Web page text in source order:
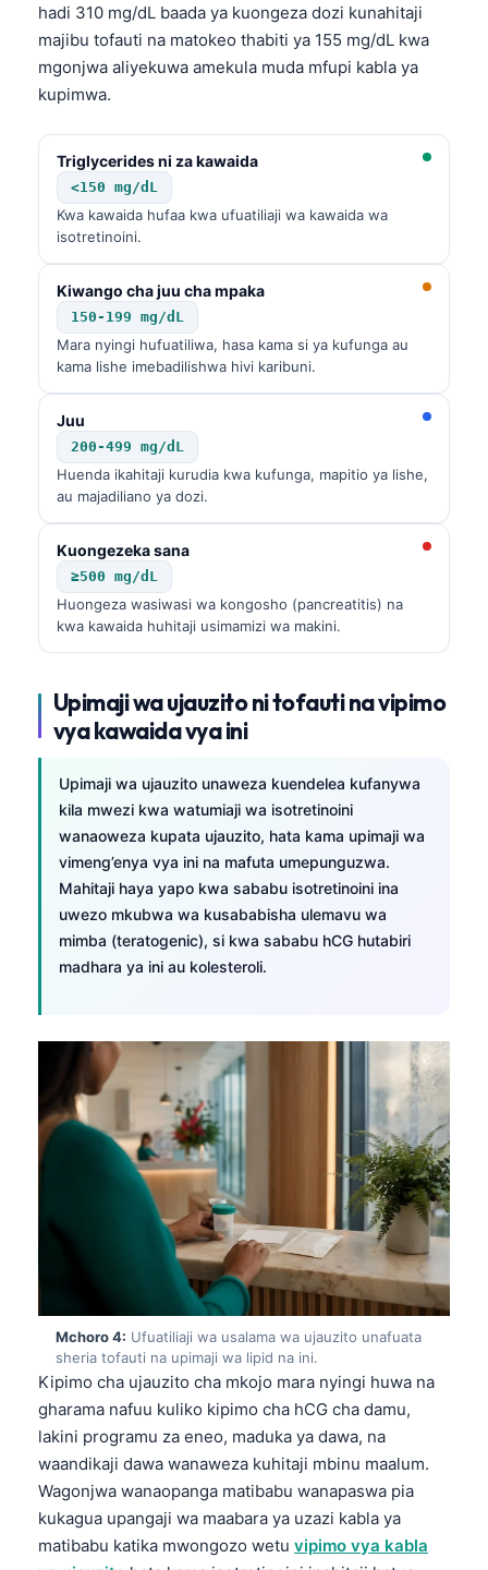
hadi 310 mg/dL baada ya kuongeza dozi kunahitaji
majibu tofauti na matokeo thabiti ya 155 mg/dL kwa
mgonjwa aliyekuwa amekula muda mfupi kabla ya
kupimwa.
Triglycerides ni za kawaida
<150 mg/dL
Kwa kawaida hufaa kwa ufuatiliaji wa kawaida wa
isotretinoini.
Kiwango cha juu cha mpaka
150-199 mg/dL
Mara nyingi hufuatiliwa, hasa kama si ya kufunga au
kama lishe imebadilishwa hivi karibuni.
Juu
200-499 mg/dL
Huenda ikahitaji kurudia kwa kufunga, mapitio ya lishe,
au majadiliano ya dozi.
Kuongezeka sana
≥500 mg/dL
Huongeza wasiwasi wa kongosho (pancreatitis) na
kwa kawaida huhitaji usimamizi wa makini.
Upimaji wa ujauzito ni tofauti na vipimo
vya kawaida vya ini
Upimaji wa ujauzito unaweza kuendelea kufanywa
kila mwezi kwa watumiaji wa isotretinoini
wanaoweza kupata ujauzito, hata kama upimaji wa
vimeng’enya vya ini na mafuta umepunguzwa.
Mahitaji haya yapo kwa sababu isotretinoini ina
uwezo mkubwa wa kusababisha ulemavu wa
mimba (teratogenic), si kwa sababu hCG hutabiri
madhara ya ini au kolesteroli.
Mchoro 4: Ufuatiliaji wa usalama wa ujauzito unafuata
sheria tofauti na upimaji wa lipid na ini.
Kipimo cha ujauzito cha mkojo mara nyingi huwa na
gharama nafuu kuliko kipimo cha hCG cha damu,
lakini programu za eneo, maduka ya dawa, na
waandikaji dawa wanaweza kuhitaji mbinu maalum.
Wagonjwa wanaopanga matibabu wanapaswa pia
kukagua upangaji wa maabara ya uzazi kabla ya
matibabu katika mwongozo wetu vipimo vya kabla